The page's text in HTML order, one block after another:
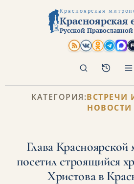
Красноярская
Красноярская
Русской
Архив
Поиск
КАТЕГОРИЯ:ВСТРЕЧИ
НОВОСТИ
Глава
посетил строящийся
Христова в